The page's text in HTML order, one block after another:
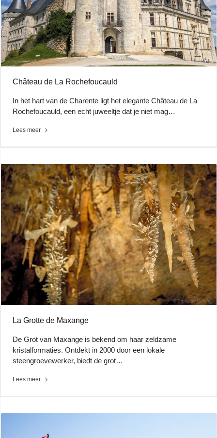
Château de La Rochefoucauld
In het hart van de Charente ligt het elegante Château de La
Rochefoucauld, een echt juweeltje dat je niet mag…
Lees meer
La Grotte de Maxange
De Grot van Maxange is bekend om haar zeldzame
kristalformaties. Ontdekt in 2000 door een lokale
steengroevewerker, biedt de grot…
Lees meer